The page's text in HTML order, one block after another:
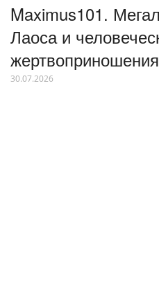
Maximus101.
Лаоса и
жертвоприношения
30.07.2026